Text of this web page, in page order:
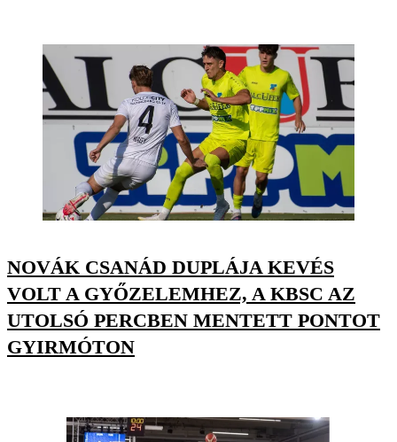
NOVÁK CSANÁD DUPLÁJA KEVÉS
VOLT A GYŐZELEMHEZ, A KBSC AZ
UTOLSÓ PERCBEN MENTETT PONTOT
GYIRMÓTON